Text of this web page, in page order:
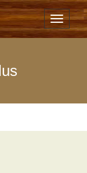
メニュー
院